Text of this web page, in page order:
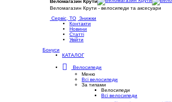
Веломагазин Крути - велосипеди та аксесуари
Сервіс, ТО Знижки
Контакти
Новини
Статті
Увійти
Бонуси
КАТАЛОГ
Велосипеди
Меню
Всі велосипеди
За типами
Велосипеди
Всі велосипеди